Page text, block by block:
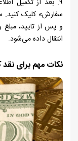
سفارش» کلیک کنید.
و پس از تایید،
انتقال داده می‌شود.
نکات مهم برای